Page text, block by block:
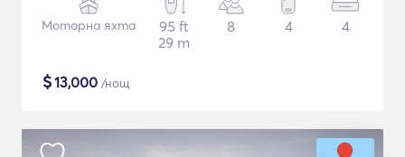
Моторна яхта
95 ft
29 m
8 4 4
$13,000 /нощ